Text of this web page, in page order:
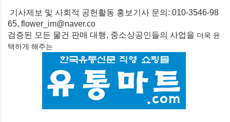
기사제보 및 사회적 공헌활동 홍보기사 문의: 010-3546-98
65, flower_im@naver.co
검증된 모든 물건 판매 대행, 중소상공인들의 사업을 더욱 윤
택하게 해주는